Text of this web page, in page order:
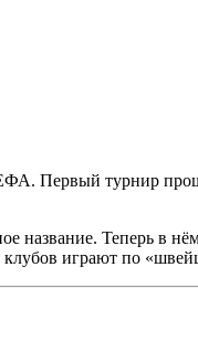
Первый турнир
название. Теперь в
играют по